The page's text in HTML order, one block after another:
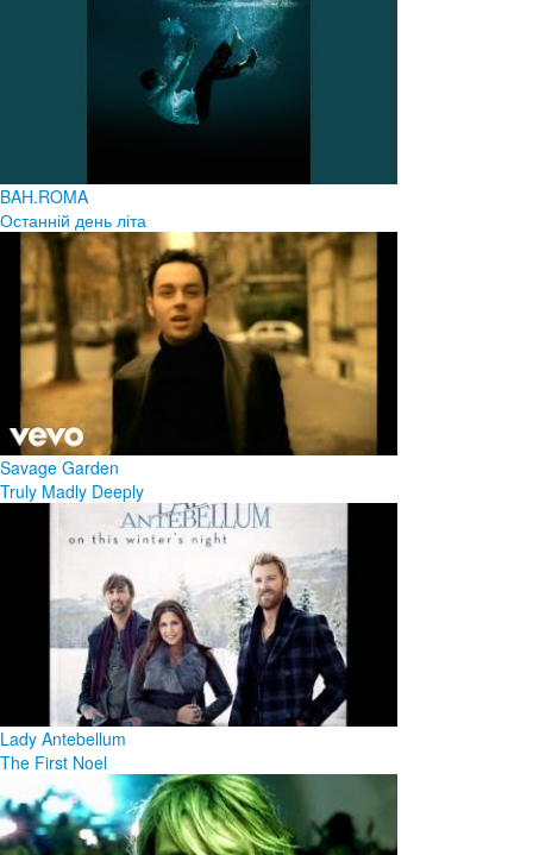
BAH.ROMA
Останній день літа
Savage Garden
Truly Madly Deeply
Lady Antebellum
The First Noel